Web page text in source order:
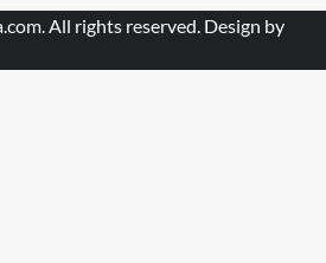
. All rights reserved. Design by